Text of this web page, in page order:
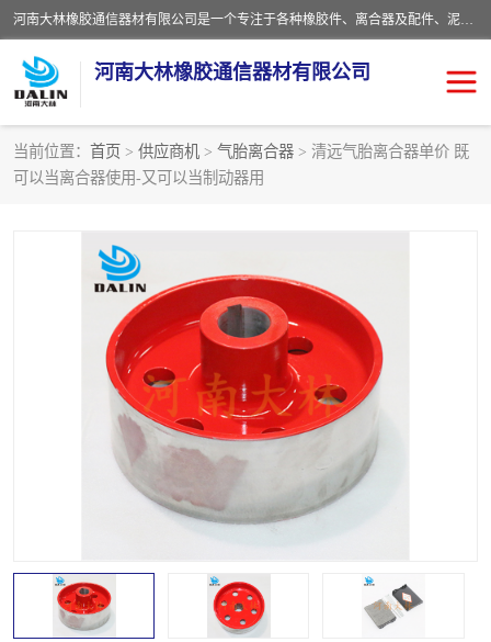
河南大林橡胶通信器材有限公司是一个专注于各种橡胶件、离合器及配件、泥浆泵及配件等产品设计制造和加工的企业。产品应用于矿山、冶金、石油、钢铁、化工、水泥、船舶、造纸、通用机械等各种大功率机械传动或制动装置。
河南大林橡胶通信器材有限公司
当前位置： 首页 > 供应商机 > 气胎离合器 > 清远气胎离合器单价 既
可以当离合器使用-又可以当制动器用
推盘离合器
VC离合器
PO隔膜离合器 气胎离合器
泥浆泵空气包胶囊 气动元件
DY隔膜式离合器 CB离合器
联轴器